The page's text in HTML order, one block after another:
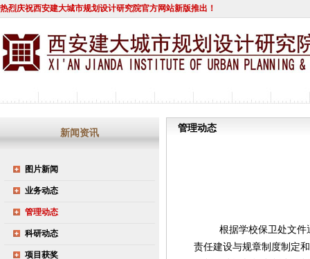
热烈庆祝西安建大城市规划设计研究院官方网站新版推出！
新闻资讯
图片新闻
业务动态
管理动态
科研动态
项目获奖
管理动态
根据学校保卫处文
责任建设与规章制度制定